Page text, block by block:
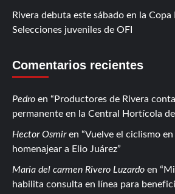
Rivera debuta este sábado en la
Selecciones juveniles de OFI
Comentarios recientes
Pedro en
Productores de Rivera
permanente en la Central Hortícola
Hector Osmiren
Vuelve el ciclismo
homenajear a Elio Juárez
Maria del carmen Rivero Luzardo en
habilita consulta en línea para